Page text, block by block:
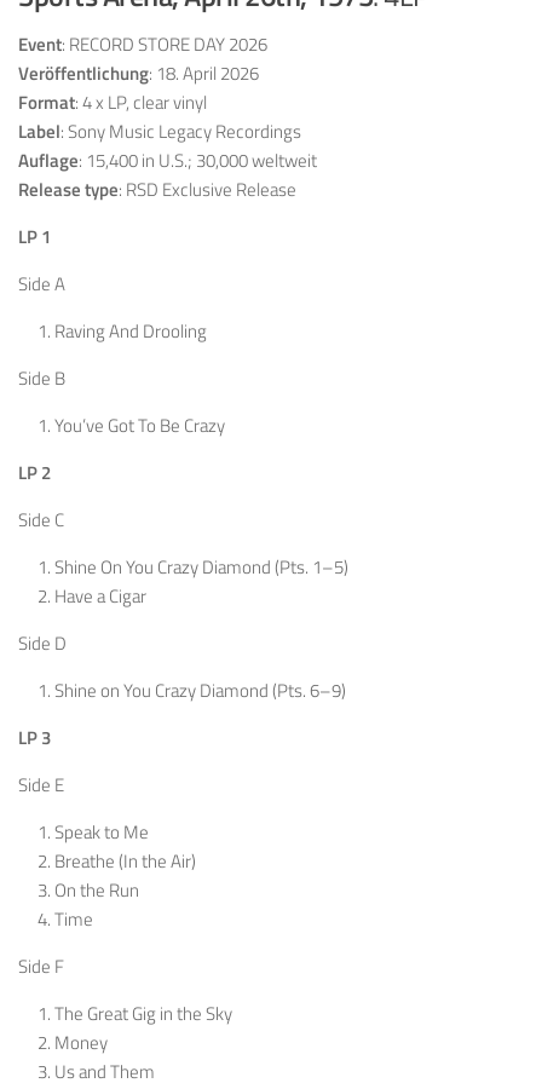
Event: RECORD STORE DAY 2026
Veröffentlichung: 18. April 2026
Format: 4 x LP, clear vinyl
Label: Sony Music Legacy Recordings
Auflage: 15,400 in U.S.; 30,000 weltweit
Release type: RSD Exclusive Release
LP 1
Side A
Raving And Drooling
Side B
You’ve Got To Be Crazy
LP 2
Side C
Shine On You Crazy Diamond (Pts. 1–5)
Have a Cigar
Side D
Shine on You Crazy Diamond (Pts. 6–9)
LP 3
Side E
Speak to Me
Breathe (In the Air)
On the Run
Time
Side F
The Great Gig in the Sky
Money
Us and Them